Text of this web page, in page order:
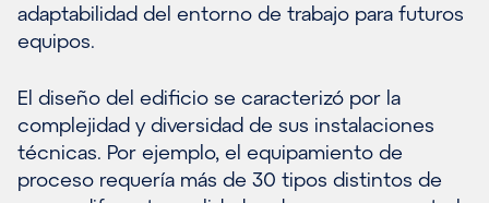
adaptabilidad del entorno de trabajo para futuros
equipos.
El diseño del edificio se caracterizó por la
complejidad y diversidad de sus instalaciones
técnicas. Por ejemplo, el equipamiento de
proceso requería más de 30 tipos distintos de